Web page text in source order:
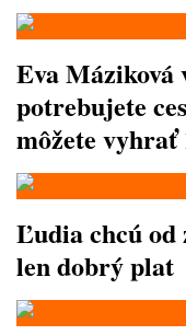
Eva Máziková
potrebujete
môžete vyhrať
Ľudia chcú od
len dobrý plat